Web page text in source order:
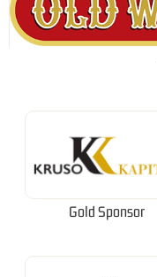
Gold Sponsor